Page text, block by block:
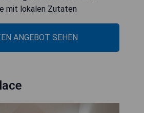
mit lokalen Zutaten
ANGEBOT SEHEN